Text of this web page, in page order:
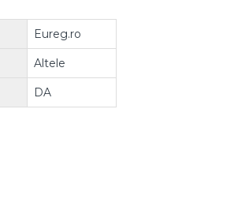
Eureg.ro
Altele
DA